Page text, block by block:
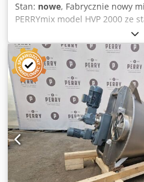
Stan: nowe, Fabrycznie nowy
PERRYmix model HVP 2000 ze
delikatnego mieszania
robocza: 2000 litrów. - 1 sztuka
przykręconej do zbiornika z
wyposażonym w siatkę
sztuka półokrągłej pokrywy
zbiornika. - Mieszadło
językowym na spodzie (stal
szybkiego demontażu ślimaka.
polerowana Ra ≥ 3,2;
- Ręcznie sterowany, obrotowy
wyładunkiem stożkowym. -
wspornikach. Dsdpezbub Rjfx